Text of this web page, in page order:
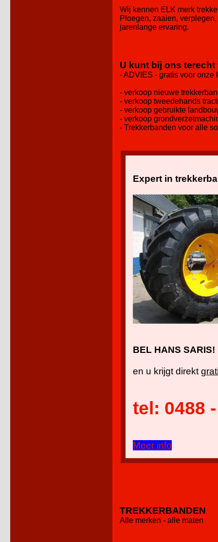
Wij kennen ELK merk
Ploegen, zaaien,
jarenlange ervaring.
U kunt bij ons terecht
- ADVIES - gratis voor
- verkoop nieuwe
- verkoop tweedehands
- verkoop gebruikte
- verkoop
- Trekkerbanden voor alle
Expert in
BEL HANS SARIS!
en u krijgt direkt
tel: 0488
Meer info
TREKKERBANDEN
Alle merken - alle maten